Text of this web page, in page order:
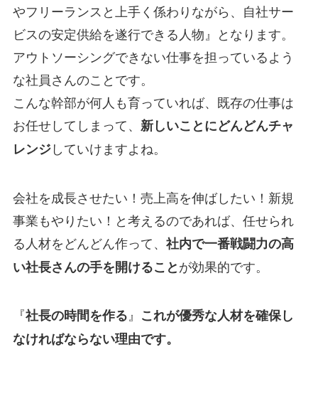
やフリーランスと上手く係わりながら、自社サー
ビスの安定供給を遂行できる人物』となります。
アウトソーシングできない仕事を担っているよう
な社員さんのことです。
こんな幹部が何人も育っていれば、既存の仕事は
お任せしてしまって、 新しいことにどんどんチャ
レンジしていけますよね。
会社を成長させたい！売上高を伸ばしたい！新規
事業もやりたい！と考えるのであれば、任せられ
る人材をどんどん作って、 社内で一番戦闘力の高
い社長さんの手を開けることが効果的です。
『社長の時間を作る』 これが優秀な人材を確保し
なければならない理由です。